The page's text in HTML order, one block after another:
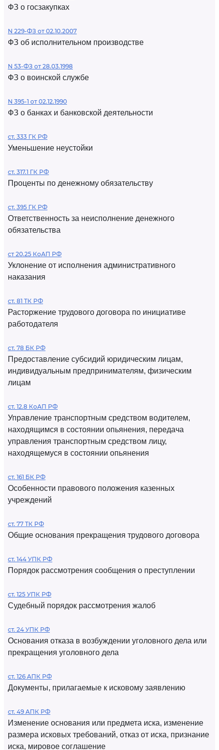
ФЗ о госзакупках
N 229-ФЗ от 02.10.2007
ФЗ об исполнительном производстве
N 53-ФЗ от 28.03.1998
ФЗ о воинской службе
N 395-1 от 02.12.1990
ФЗ о банках и банковской деятельности
ст. 333 ГК РФ
Уменьшение неустойки
ст. 317.1 ГК РФ
Проценты по денежному обязательству
ст. 395 ГК РФ
Ответственность за неисполнение денежного
обязательства
ст 20.25 КоАП РФ
Уклонение от исполнения административного
наказания
ст. 81 ТК РФ
Расторжение трудового договора по инициативе
работодателя
ст. 78 БК РФ
Предоставление субсидий юридическим лицам,
индивидуальным предпринимателям, физическим
лицам
ст. 12.8 КоАП РФ
Управление транспортным средством водителем,
находящимся в состоянии опьянения, передача
управления транспортным средством лицу,
находящемуся в состоянии опьянения
ст. 161 БК РФ
Особенности правового положения казенных
учреждений
ст. 77 ТК РФ
Общие основания прекращения трудового договора
ст. 144 УПК РФ
Порядок рассмотрения сообщения о преступлении
ст. 125 УПК РФ
Судебный порядок рассмотрения жалоб
ст. 24 УПК РФ
Основания отказа в возбуждении уголовного дела или
прекращения уголовного дела
ст. 126 АПК РФ
Документы, прилагаемые к исковому заявлению
ст. 49 АПК РФ
Изменение основания или предмета иска, изменение
размера исковых требований, отказ от иска, признание
иска, мировое соглашение